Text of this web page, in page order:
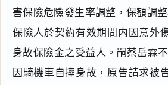
害保險危險發生率調整，保額調
保險人於契約有效期間内因意外
身故保險金之受益人。嗣蔡岳霖不
因騎機車自摔身故，原告請求被